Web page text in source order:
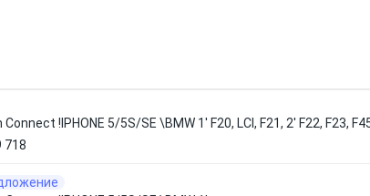
!IPHONE 5/5S/SE \BMW 1' F20, LCI, F21, 2' F22, F23,
718